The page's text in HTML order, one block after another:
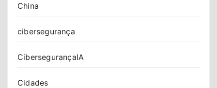
China
cibersegurança
CibersegurançaIA
Cidades